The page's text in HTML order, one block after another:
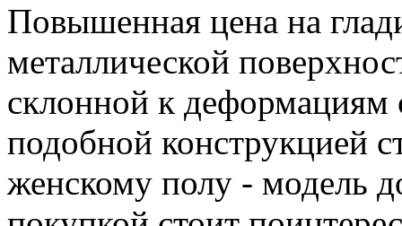
Повышенная цена на
металлической
склонной к
подобной конструкцией
женскому полу - модель